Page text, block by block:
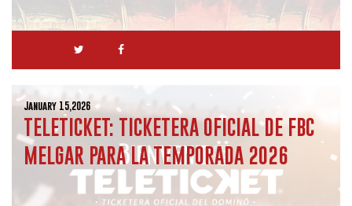
January 15,2026
TELETICKET: TICKETERA OFICIAL DE FBC
MELGAR PARA LA TEMPORADA 2026